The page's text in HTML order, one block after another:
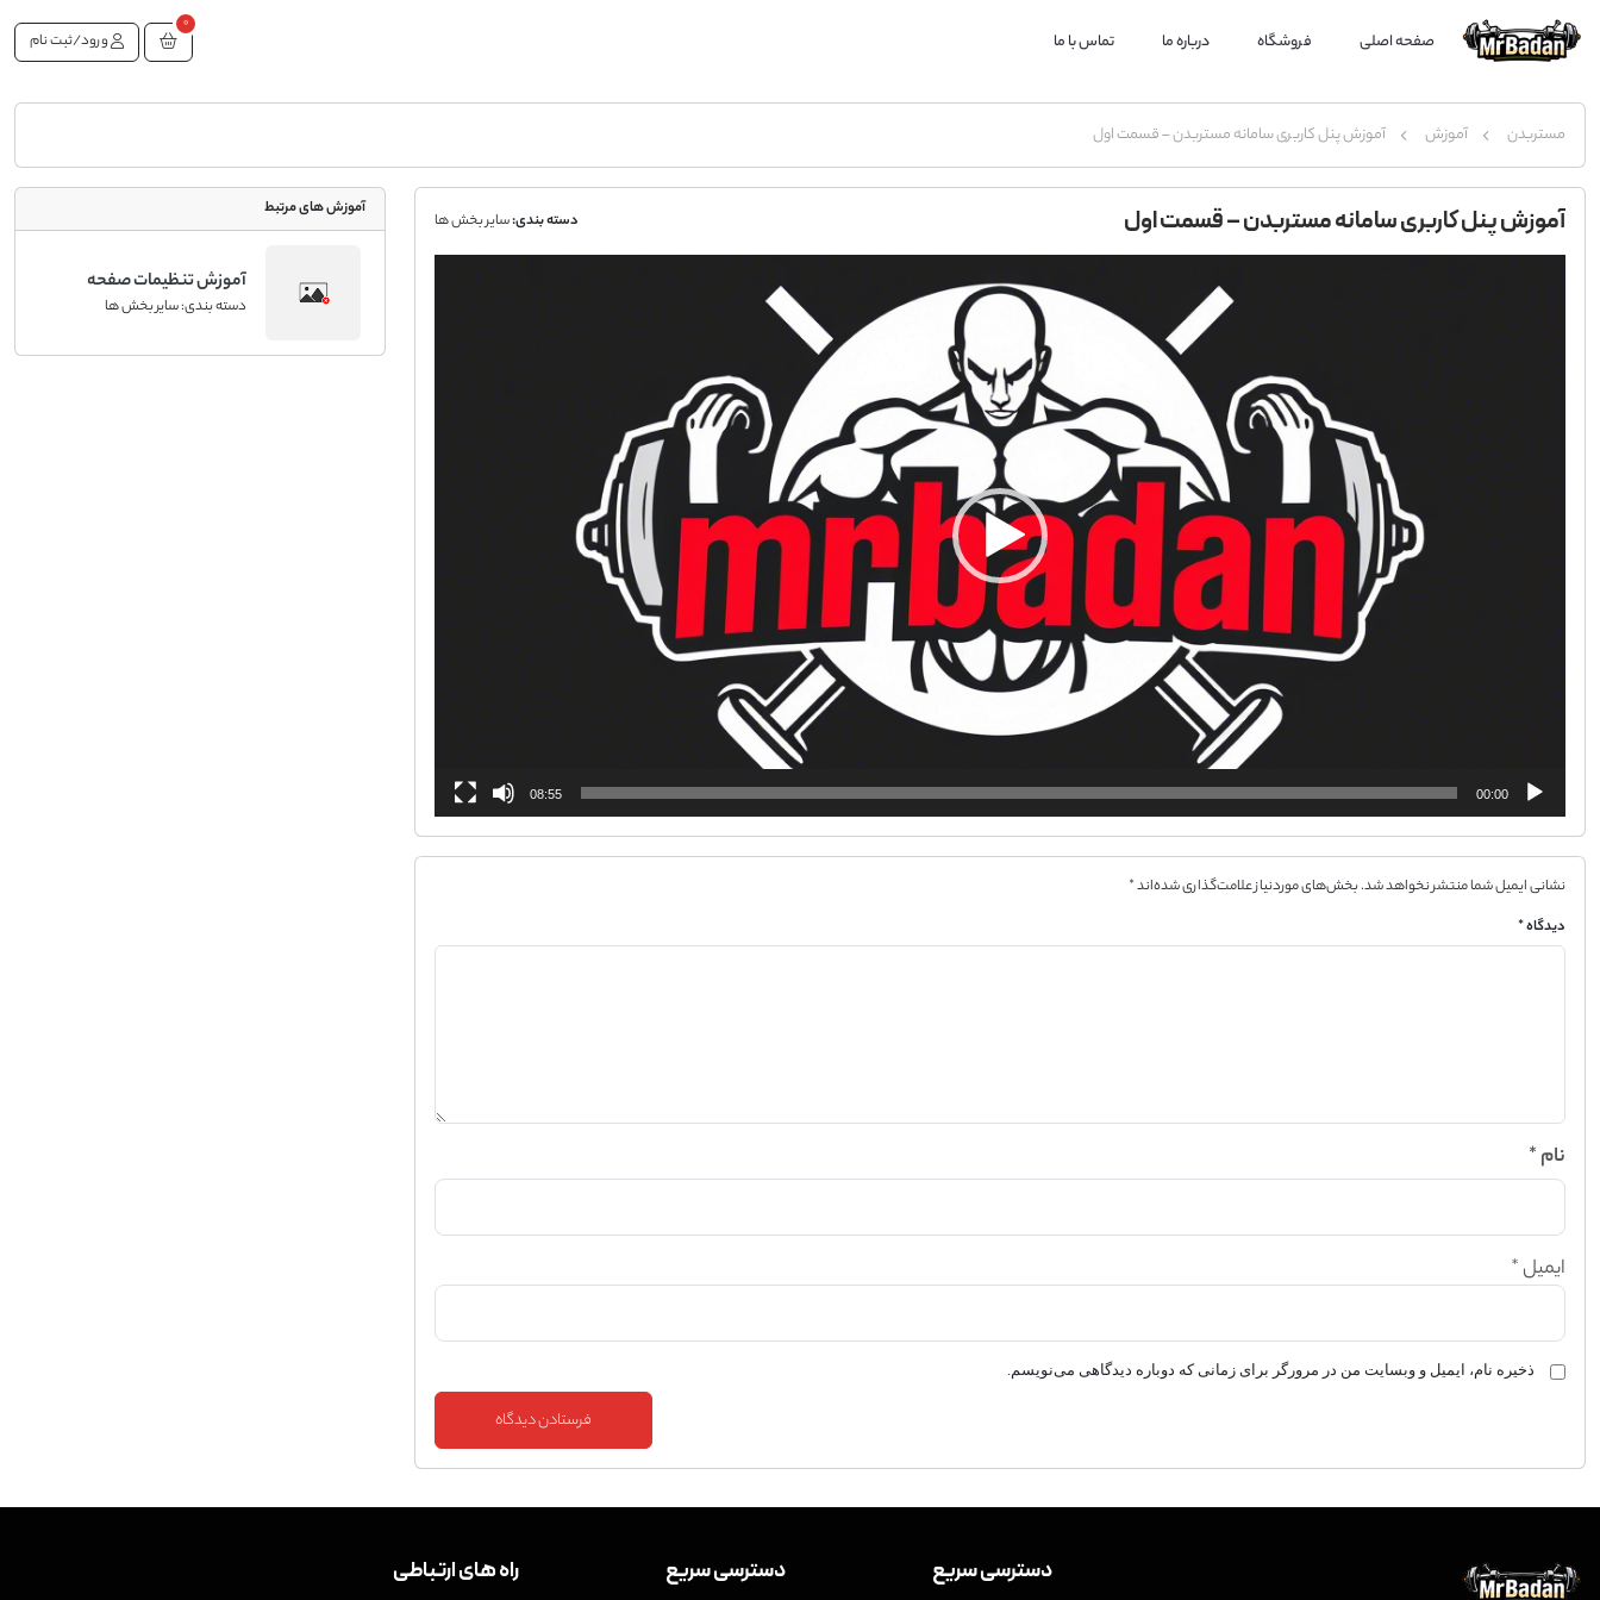
صفحه اصلی فروشگاه درباره ما تماس با ما
0
ورود/ثبت نام
مستربدن آموزش آموزش پنل کاربری سامانه مستربدن – قسمت اول
آموزش پنل کاربری سامانه مستربدن – قسمت اول دسته بندی:سایر بخش ها
نمایشگر
ویدیو
00:00
08:55
نشانی ایمیل شما منتشر نخواهد شد.بخش‌های موردنیاز علامت‌گذاری شده‌اند*
دیدگاه*
نام*
ایمیل*
ذخیره نام، ایمیل و وبسایت من در مرورگر برای زمانی که دوباره دیدگاهی می‌نویسم.
آموزش های مرتبط
آموزش تنظیمات صفحه
شخصی پنل کاربری
دسته بندی:سایر بخش ها
دسترسی سریع دسترسی سریع راه های ارتباطی